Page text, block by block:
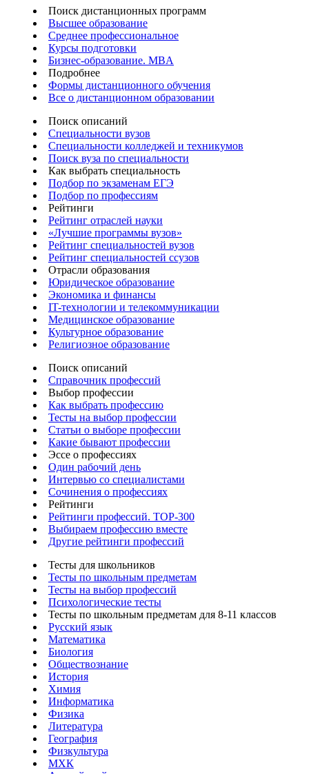
Поиск дистанционных программ
Высшее образование
Среднее профессиональное
Курсы подготовки
Бизнес-образование. MBA
Подробнее
Формы дистанционного обучения
Все о дистанционном образовании
Поиск описаний
Специальности вузов
Специальности колледжей и техникумов
Поиск вуза по специальности
Как выбрать специальность
Подбор по экзаменам ЕГЭ
Подбор по профессиям
Рейтинги
Рейтинг отраслей науки
«Лучшие программы вузов»
Рейтинг специальностей вузов
Рейтинг специальностей ссузов
Отрасли образования
Юридическое образование
Экономика и финансы
IT-технологии и телекоммуникации
Медицинское образование
Культурное образование
Религиозное образование
Поиск описаний
Справочник профессий
Выбор профессии
Как выбрать профессию
Тесты на выбор профессии
Статьи о выборе профессии
Какие бывают профессии
Эссе о профессиях
Один рабочий день
Интервью со специалистами
Сочинения о профессиях
Рейтинги
Рейтинги профессий. TOP-300
Выбираем профессию вместе
Другие рейтинги профессий
Тесты для школьников
Тесты по школьным предметам
Тесты на выбор профессий
Психологические тесты
Тесты по школьным предметам для 8-11 классов
Русский язык
Математика
Биология
Обществознание
История
Химия
Информатика
Физика
Литература
География
Физкультура
МХК